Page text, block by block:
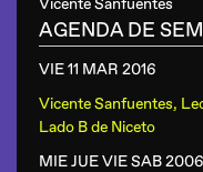
Vicente Sanfuentes
AGENDA DE
VIE 11 MAR 2016
Vicente Sanfuentes,
Lado B de Niceto
MIE JUE VIE SAB2006